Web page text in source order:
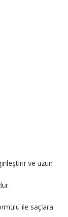
ve uzun
ile saçlara